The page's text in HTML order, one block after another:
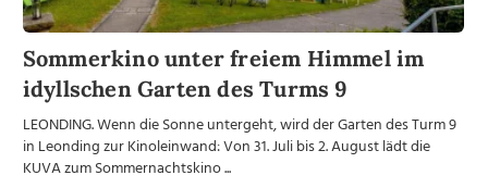
Sommerkino unter freiem Himmel im
idyllschen Garten des Turms 9
LEONDING. Wenn die Sonne untergeht, wird der Garten des Turm 9
in Leonding zur Kinoleinwand: Von 31. Juli bis 2. August lädt die
KUVA zum Sommernachtskino ...